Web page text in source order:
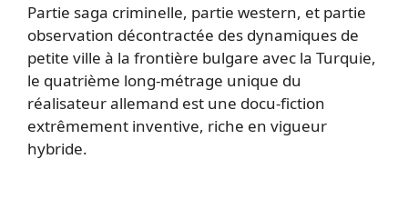
Partie saga criminelle, partie western, et partie
observation décontractée des dynamiques de
petite ville à la frontière bulgare avec la Turquie,
le quatrième long-métrage unique du
réalisateur allemand est une docu-fiction
extrêmement inventive, riche en vigueur
hybride.